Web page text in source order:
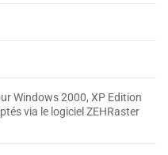
Windows 2000, XP Edition
via le logiciel ZEHRaster